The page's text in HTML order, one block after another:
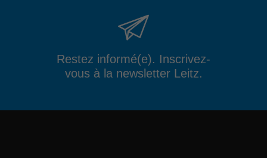
Restez informé(e). Inscrivez-
vous à la newsletter Leitz.